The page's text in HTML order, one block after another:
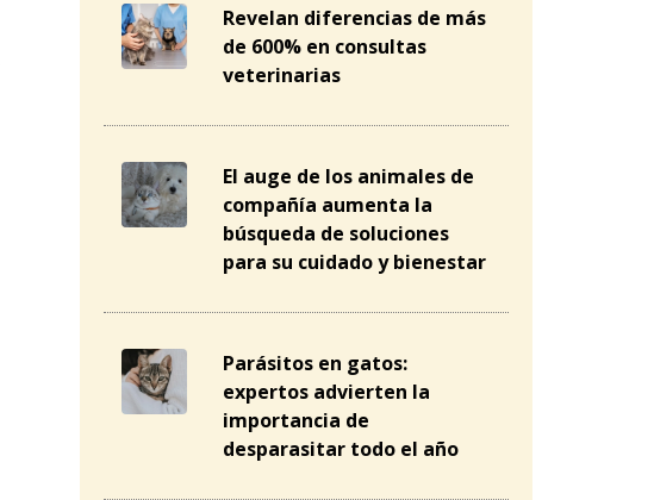
Revelan diferencias de más
de 600% en consultas
veterinarias
El auge de los animales de
compañía aumenta la
búsqueda de soluciones
para su cuidado y bienestar
Parásitos en gatos:
expertos advierten la
importancia de
desparasitar todo el año